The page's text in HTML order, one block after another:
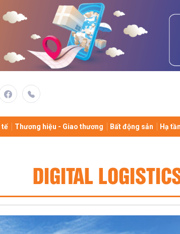
tế Thương hiệu - Giao thương Bất động sản Hạ
DIGITAL